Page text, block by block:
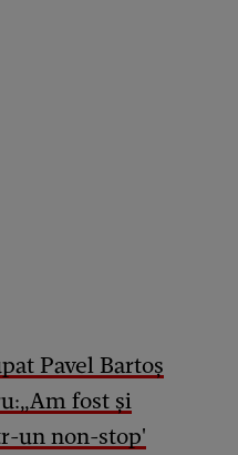
Pavel Bartoș
fost și
un non-stop'